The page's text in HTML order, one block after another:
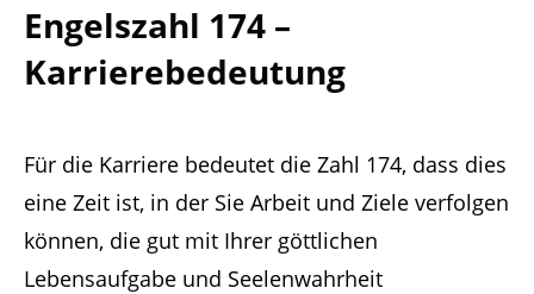
Engelszahl 174 –
Karrierebedeutung
Für die Karriere bedeutet die Zahl 174, dass dies
eine Zeit ist, in der Sie Arbeit und Ziele verfolgen
können, die gut mit Ihrer göttlichen
Lebensaufgabe und Seelenwahrheit